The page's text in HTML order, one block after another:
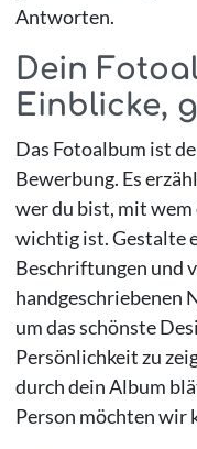
Antworten.
Dein
Einblicke,
Das Fotoalbum ist
Bewerbung. Es
wer du bist, mit
wichtig ist. Gestalte
Beschriftungen und
handgeschriebenen
um das schönste
Persönlichkeit zu
durch dein Album
Person möchten wir